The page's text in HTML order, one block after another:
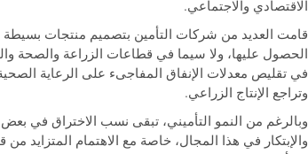
الاقتصادي والاجتماعي.
قامت العديد من شركات التأمين بتصميم منتجات
الحصول عليها، ولا سيما في قطاعات الزراعة والصحة
في تقليص معدلات الإنفاق المفاجىء على الرعاية
وتراجع الإنتاج الزراعي.
وبالرغم من النمو التأميني، تبقى نسب الاختراق في
والإبتكار في هذا المجال، خاصة مع الاهتمام